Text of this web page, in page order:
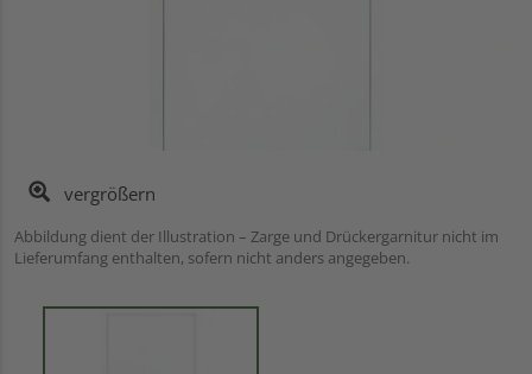
vergrößern
Abbildung dient der Illustration – Zarge und Drückergarnitur nicht im
Lieferumfang enthalten, sofern nicht anders angegeben.